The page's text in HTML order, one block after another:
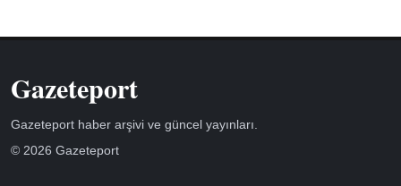
Gazeteport
Gazeteport haber arşivi ve güncel yayınları.
© 2026 Gazeteport